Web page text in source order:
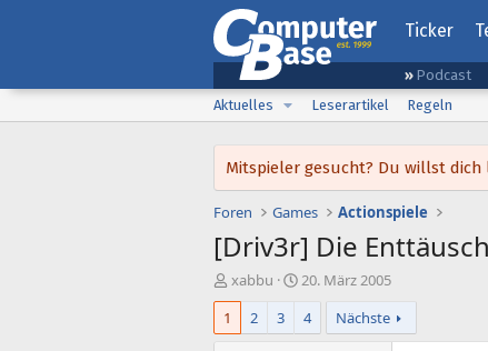
Ticker
Podcast
Aktuelles
Leserartikel Regeln
Mitspieler gesucht? Du willst
Foren Games Actionspiele
[Driv3r] Die
E
r
t
xabbu
E
r
s
t
20. März 2005
1
2 3 4 Nächste